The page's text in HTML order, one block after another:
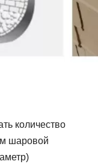
количество
шаровой